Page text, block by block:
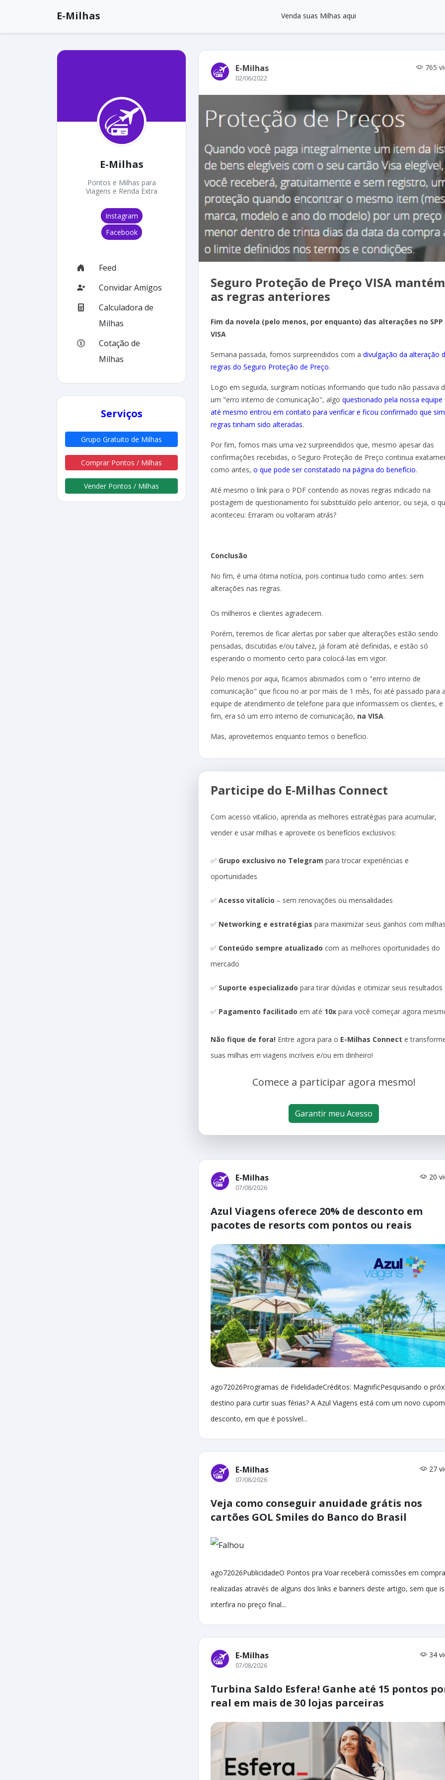
E-Milhas Venda suas Milhas aqui
E-Milhas
Pontos e Milhas para
Viagens e Renda Extra
Instagram
Facebook
Feed
Convidar Amigos
Calculadora de
Milhas
Cotação de
Milhas
Serviços
Grupo Gratuito de Milhas
Comprar Pontos / Milhas
Vender Pontos / Milhas
E-Milhas 765
02/06/2022
Seguro Proteção de Preço VISA mantém
as regras anteriores
Fim da novela (pelo menos, por enquanto) das alterações no SPP
VISA
Semana passada, fomos surpreendidos com a divulgação da alteração
regras do Seguro Proteção de Preço.
Logo em seguida, surgiram notícias informando que tudo não passava
um "erro interno de comunicação", algo questionado pela nossa equipe
até mesmo entrou em contato para verificar e ficou confirmado que
regras tinham sido alteradas.
Por fim, fomos mais uma vez surpreendidos que, mesmo apesar das
confirmações recebidas, o Seguro Proteção de Preço continua
como antes, o que pode ser constatado na página do benefício.
Até mesmo o link para o PDF contendo as novas regras indicado na
postagem de questionamento foi substituído pelo anterior, ou seja, o
aconteceu: Erraram ou voltaram atrás?
Conclusão
No fim, é uma ótima notícia, pois continua tudo como antes: sem
alterações nas regras.
Os milheiros e clientes agradecem.
Porém, teremos de ficar alertas por saber que alterações estão sendo
pensadas, discutidas e/ou talvez, já foram até definidas, e estão só
esperando o momento certo para colocá-las em vigor.
Pelo menos por aqui, ficamos abismados com o "erro interno de
comunicação" que ficou no ar por mais de 1 mês, foi até passado para
equipe de atendimento de telefone para que informassem os clientes, e
fim, era só um erro interno de comunicação, na VISA.
Mas, aproveitemos enquanto temos o benefício.
Participe do E-Milhas Connect
Com acesso vitalício, aprenda as melhores estratégias para acumular,
vender e usar milhas e aproveite os benefícios exclusivos:
✅ Grupo exclusivo no Telegram para trocar experiências e
oportunidades
✅ Acesso vitalício – sem renovações ou mensalidades
✅ Networking e estratégias para maximizar seus ganhos com
✅ Conteúdo sempre atualizado com as melhores oportunidades do
mercado
✅ Suporte especializado para tirar dúvidas e otimizar seus resultados
✅ Pagamento facilitado em até 10x para você começar agora
Não fique de fora! Entre agora para o E-Milhas Connect e
suas milhas em viagens incríveis e/ou em dinheiro!
Comece a participar agora mesmo!
Garantir meu Acesso
E-Milhas 20
07/08/2026
Azul Viagens oferece 20% de desconto em
pacotes de resorts com pontos ou reais
ago72026Programas de FidelidadeCréditos: MagnificPesquisando o
destino para curtir suas férias? A Azul Viagens está com um novo
desconto, em que é possível...
E-Milhas 27
07/08/2026
Veja como conseguir anuidade grátis nos
cartões GOL Smiles do Banco do Brasil
ago72026PublicidadeO Pontos pra Voar receberá comissões em
realizadas através de alguns dos links e banners deste artigo, sem que
interfira no preço final...
E-Milhas 34
07/08/2026
Turbina Saldo Esfera! Ganhe até 15 pontos
real em mais de 30 lojas parceiras